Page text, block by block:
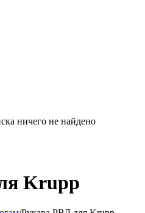
ничего не найдено
Krupp